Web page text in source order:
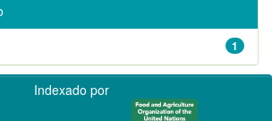
1
Indexado por